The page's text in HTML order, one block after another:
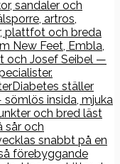
sandaler och
artros,
plattfot och breda
New Feet, Embla,
och Josef Seibel —
Diabetes ställer
insida, mjuka
och bred läst
sår och
snabbt på en
förebyggande